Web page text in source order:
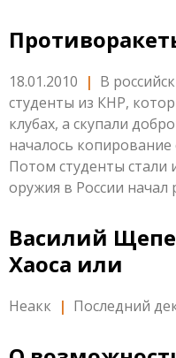
18.01.2010 | В
студенты из КНР,
клубах, а скупали
началось
Потом студенты стали
оружия в России начал
Василий
Хаоса или
Неакк | Последний